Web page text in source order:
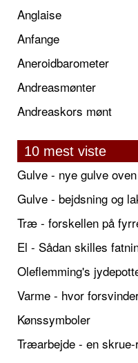
Anglaise
Anfange
Aneroidbarometer
Andreasmønter
Andreaskors mønt
10 mest viste
Gulve - nye gulve
Gulve - bejdsning og
Træ - forskellen på
El - Sådan skilles
Oleflemming's
Varme - hvor
Kønssymboler
Træarbejde - en